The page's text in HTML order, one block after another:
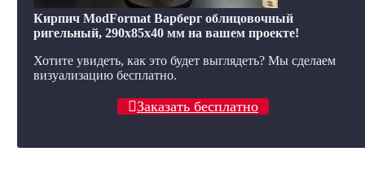
Кирпич ModFormat Варберг облицовочный
ригельный, 290x85x40 мм на вашем проекте!
Хотите увидеть, как это будет выглядеть? Мы сделаем
визуализацию бесплатно.
Заказать бесплатно